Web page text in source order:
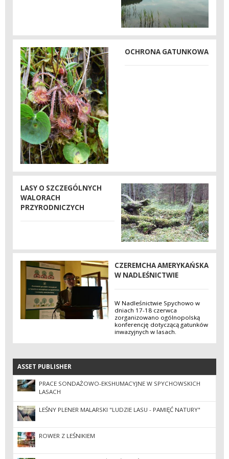
OCHRONA GATUNKOWA
LASY O SZCZEGÓLNYCH
WALORACH
PRZYRODNICZYCH
CZEREMCHA AMERYKAŃSKA
W NADLEŚNICTWIE
W Nadleśnictwie Spychowo w
dniach 17-18 czerwca
zorganizowano ogólnopolską
konferencję dotyczącą gatunków
inwazyjnych w lasach.
ASSET PUBLISHER
ASSET PUBLISHER
PRACE SONDAŻOWO-EKSHUMACYJNE W SPYCHOWSKICH
LASACH
LEŚNY PLENER MALARSKI "LUDZIE LASU - PAMIĘĆ NATURY"
ROWER Z LEŚNIKIEM